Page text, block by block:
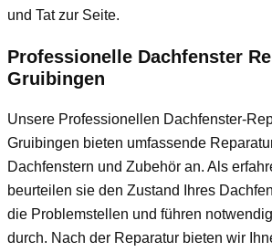
und Tat zur Seite.
Professionelle Dachfenster
Gruibingen
Unsere Professionellen Dachfenster-
Gruibingen bieten umfassende
Dachfenstern und Zubehör an. Als
beurteilen sie den Zustand Ihres
die Problemstellen und führen
durch. Nach der Reparatur bieten wir